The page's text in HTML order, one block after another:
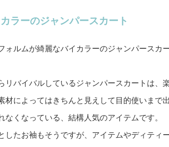
ラーのジャンパースカート
ォルムが綺麗なバイカラーのジャンパースカ
リバイバルしているジャンパースカートは、
材によってはきちんと見えして目的使いまで
なくなっている、結構人気のアイテムです。
したお袖もそうですが、アイテムやディティ